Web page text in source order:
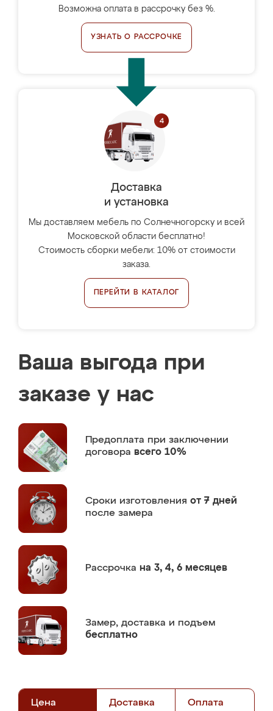
Возможна оплата в рассрочку без %.
УЗНАТЬ О РАССРОЧКЕ
Доставка
и установка
Мы доставляем мебель по Солнечногорску и всей
Московской области бесплатно!
Стоимость сборки мебели: 10% от стоимости
заказа.
ПЕРЕЙТИ В КАТАЛОГ
Ваша выгода при
заказе у нас
Предоплата при заключении
договора всего 10%
Сроки изготовления от 7 дней
после замера
Рассрочка на 3, 4, 6 месяцев
Замер, доставка и подъем
бесплатно
Цена Доставка Оплата